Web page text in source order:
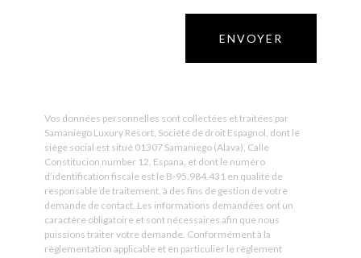
Vos données personnelles sont collectées et traitées par
Samaniego Luxury Resort, Société de droit Espagnol, dont le
siège social est situé 01307 Samaniego (Alava), Calle
Constitucion number 12, Espana, et dont le numéro
d’identification fiscale est le B-95.984.431 en qualité de
responsable de traitement, à des fins de gestion de votre
demande de contact. Les informations demandées ont un
caractère obligatoire et sont nécessaires afin que nous
puissions traiter votre demande. Conformément à la
règlementation applicable et en particulier le règlement